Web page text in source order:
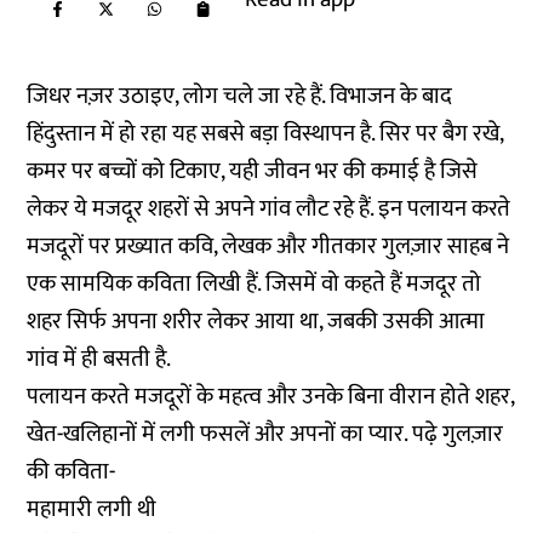
जिधर नज़र उठाइए, लोग चले जा रहे हैं. विभाजन के बाद
हिंदुस्तान में हो रहा यह सबसे बड़ा विस्थापन है. सिर पर बैग रखे,
कमर पर बच्चों को टिकाए, यही जीवन भर की कमाई है जिसे
लेकर ये मजदूर शहरों से अपने गांव लौट रहे हैं. इन पलायन करते
मजदूरों पर प्रख्यात कवि, लेखक और गीतकार गुलज़ार साहब ने
एक सामयिक कविता लिखी हैं. जिसमें वो कहते हैं मजदूर तो
शहर सिर्फ अपना शरीर लेकर आया था, जबकी उसकी आत्मा
गांव में ही बसती है.
पलायन करते मजदूरों के महत्व और उनके बिना वीरान होते शहर,
खेत-खलिहानों में लगी फसलें और अपनों का प्यार. पढ़े गुलज़ार
की कविता-
महामारी लगी थी